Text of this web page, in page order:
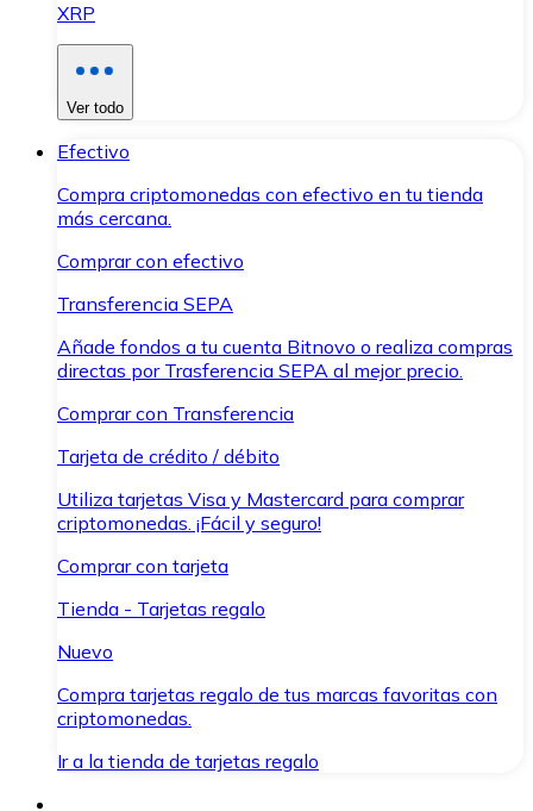
XRP
Ver todo
Efectivo
Compra criptomonedas con efectivo en tu tienda
más cercana.
Comprar con efectivo
Transferencia SEPA
Añade fondos a tu cuenta Bitnovo o realiza compras
directas por Trasferencia SEPA al mejor precio.
Comprar con Transferencia
Tarjeta de crédito / débito
Utiliza tarjetas Visa y Mastercard para comprar
criptomonedas. ¡Fácil y seguro!
Comprar con tarjeta
Tienda - Tarjetas regalo
Nuevo
Compra tarjetas regalo de tus marcas favoritas con
criptomonedas.
Ir a la tienda de tarjetas regalo